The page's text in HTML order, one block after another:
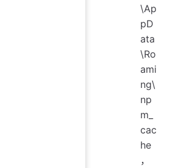
\Ap
pD
ata
\Ro
ami
ng\
np
m_
cac
he
，